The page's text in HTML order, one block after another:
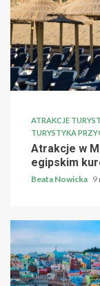
ATRAKCJE
TURYSTYKA
Atrakcje w
egipskim
Beata Nowicka 9